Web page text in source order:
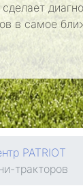
в самое
PATRIOT
тракторов